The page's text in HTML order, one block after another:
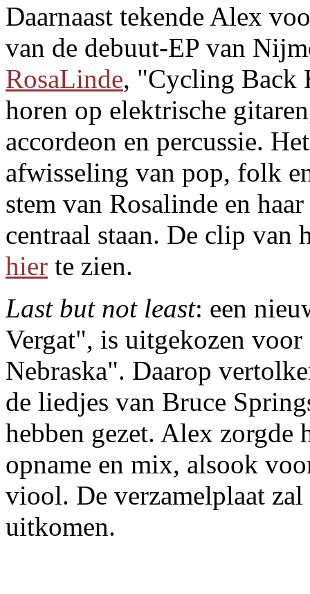
Daarnaast tekende Alex
van de debuut-EP van
RosaLinde, "Cycling Back
horen op elektrische
accordeon en percussie.
afwisseling van pop, folk
stem van Rosalinde en
centraal staan. De clip van
hier te zien.
Last but not least: een
Vergat", is uitgekozen
Nebraska". Daarop
de liedjes van Bruce
hebben gezet. Alex zorgde
opname en mix, alsook
viool. De verzamelplaat
uitkomen.